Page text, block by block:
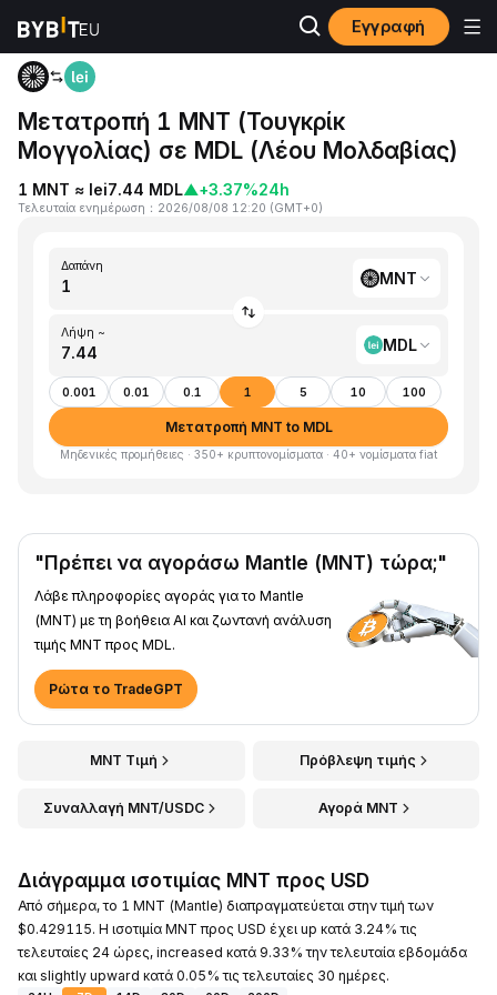
Εγγραφή
Αρχική MNT to MDL
Μετατροπή 1 MNT (Τουγκρίκ
Μογγολίας) σε MDL (Λέου Μολδαβίας)
1 MNT ≈ lei7.44 MDL▲+3.37%24h
Τελευταία ενημέρωση ： 2026/08/08 12:20 (GMT+0)
Δαπάνη
MNT
Λήψη ~
MDL
0.001 0.01 0.1 1 5 10 100
Μετατροπή MNT to MDL
Μηδενικές προμήθειες · 350+ κρυπτονομίσματα · 40+ νομίσματα fiat
"Πρέπει να αγοράσω Mantle (MNT) τώρα;"
Λάβε πληροφορίες αγοράς για το Mantle
(MNT) με τη βοήθεια AI και ζωντανή ανάλυση
τιμής MNT προς MDL.
Ρώτα το TradeGPT
MNT Τιμή Πρόβλεψη τιμής
Συναλλαγή MNT/USDC Αγορά MNT
Διάγραμμα ισοτιμίας MNT προς USD
Από σήμερα, το 1 MNT (Mantle) διαπραγματεύεται στην τιμή των
$0.429115. Η ισοτιμία MNT προς USD έχει up κατά 3.24% τις
τελευταίες 24 ώρες, increased κατά 9.33% την τελευταία εβδομάδα
και slightly upward κατά 0.05% τις τελευταίες 30 ημέρες.